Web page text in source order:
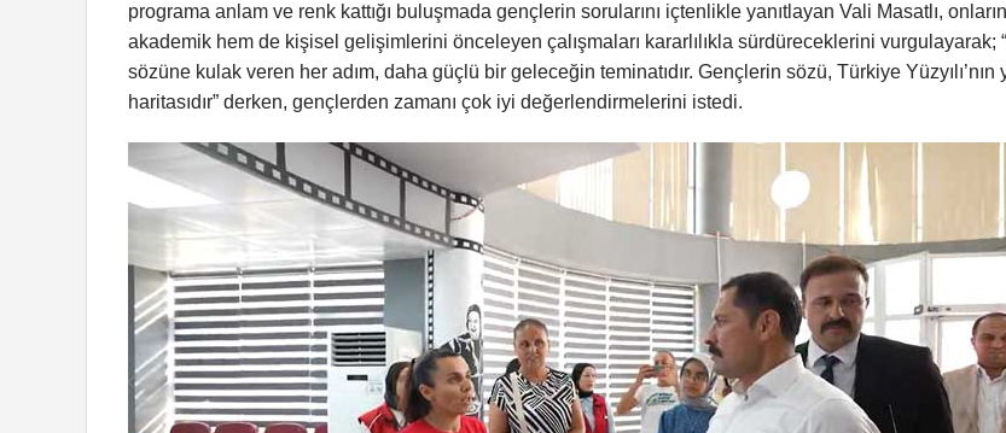
programa anlam ve renk kattığı buluşmada gençlerin sorularını içtenlikle yanıtlayan Vali Masatlı,
akademik hem de kişisel gelişimlerini önceleyen çalışmaları kararlılıkla sürdüreceklerini vurgulayarak;
sözüne kulak veren her adım, daha güçlü bir geleceğin teminatıdır. Gençlerin sözü, Türkiye Yüzyılı’nın
haritasıdır” derken, gençlerden zamanı çok iyi değerlendirmelerini istedi.